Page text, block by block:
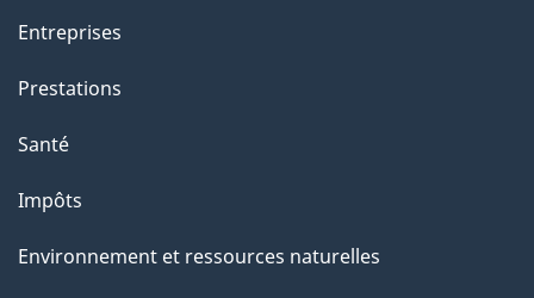
Entreprises
Prestations
Santé
Impôts
Environnement et ressources naturelles